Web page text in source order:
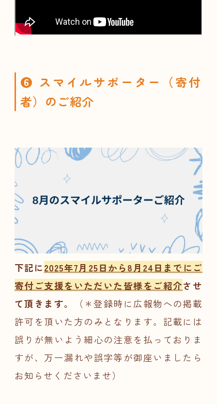
❻ スマイルサポーター（寄付
者）のご紹介
下記に2025年7月25日から8月24日までにご
寄付ご支援をいただいた皆様をご紹介させ
て頂きます。
（＊登録時に広報物への掲載
許可を頂いた方のみとなります。記載には
誤りが無いよう細心の注意を払っておりま
すが、万一漏れや誤字等が御座いましたら
お知らせくださいませ）